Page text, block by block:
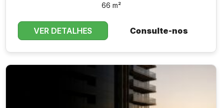
66 m²
VER DETALHES Consulte-nos